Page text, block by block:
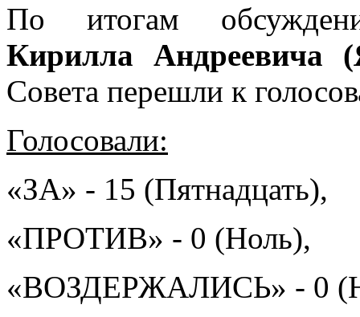
По итогам
Кирилла Андреевича
Совета перешли к
Голосовали:
«ЗА» - 15 (Пятнадцать),
«ПРОТИВ» - 0 (Ноль),
«ВОЗДЕРЖАЛИСЬ» - 0